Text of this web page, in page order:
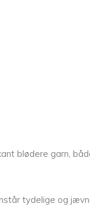
blødere garn,
tydelige og